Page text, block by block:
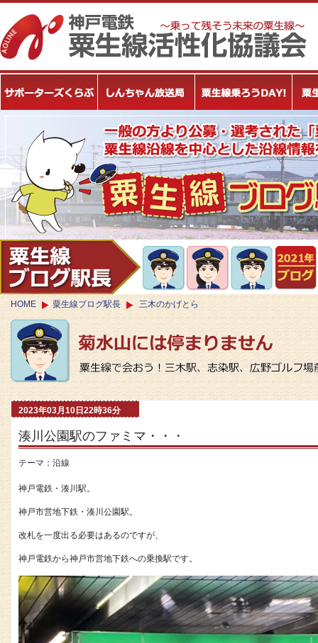
HOME 粟生線ブログ駅長 三木のかげとら
2023年03月10日22時36分
湊川公園駅のファミマ・・・
テーマ： 沿線
神戸電鉄・湊川駅。
神戸市営地下鉄・湊川公園駅。
改札を一度出る必要はあるのですが、
神戸電鉄から神戸市営地下鉄への乗換駅です。